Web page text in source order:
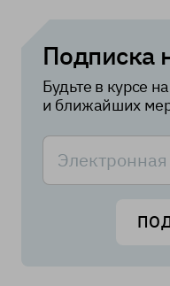
Подписка
Будьте в курсе
и ближайших